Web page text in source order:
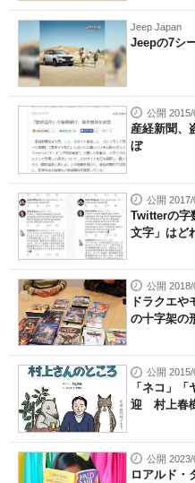
Jeep Japan
Jeepの7シ
公開
産経新聞、
ぼ
公開
Twitterの字
文字」はど
公開
ドラクエ
の十字架の
公開
「ネコ」
迎 村上春
公開
ロアルド・